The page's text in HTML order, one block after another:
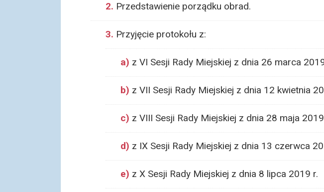
2. Przedstawienie porządku obrad.
3. Przyjęcie protokołu z:
a) z VI Sesji Rady Miejskiej z dnia 26 marca
b) z VII Sesji Rady Miejskiej z dnia 12 kwietnia
c) z VIII Sesji Rady Miejskiej z dnia 28 maja
d) z IX Sesji Rady Miejskiej z dnia 13 czerwca
e) z X Sesji Rady Miejskiej z dnia 8 lipca 2019 r.